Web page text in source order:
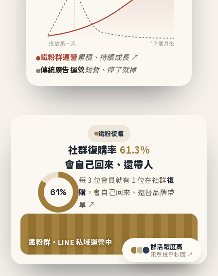
投放第一天 12 個月後
鐵粉群運營累積、持續成長 ↗
傳統廣告運營短暫、停了就掉
鐵粉復購
社群復購率 61.3%
會自己回來、還帶人
61%
每 3 位會員就有 1 位在社群復
購 ，會自己回來、還替品牌帶
單 ↗
鐵粉群・LINE 私域運營中 群活躍度高
訊息幾乎秒回 ↗